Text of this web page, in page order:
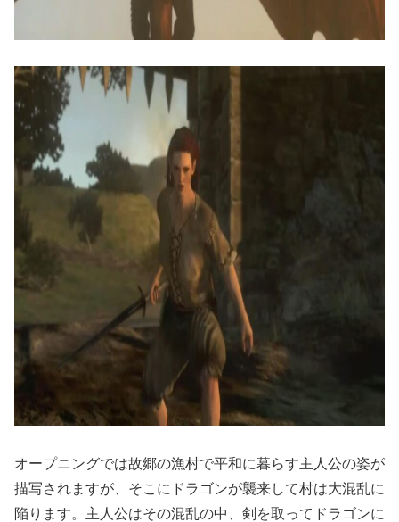
オープニングでは故郷の漁村で平和に暮らす主人公の姿が
描写されますが、そこにドラゴンが襲来して村は大混乱に
陥ります。主人公はその混乱の中、剣を取ってドラゴンに